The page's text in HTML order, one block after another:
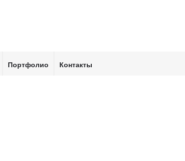
Портфолио Контакты